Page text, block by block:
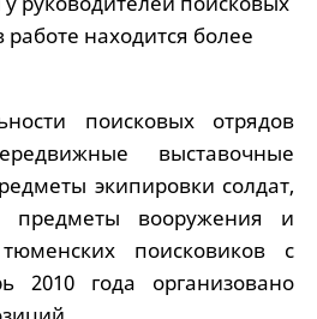
работе находится более
поисковых отрядов
выставочные
экипировки солдат,
вооружения и
поисковиков с
2010 года организовано